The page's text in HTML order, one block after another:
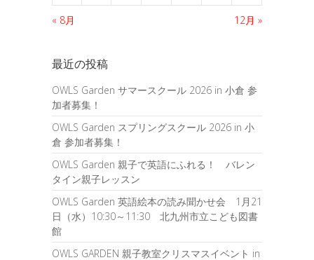
« 8月 12月 »
最近の投稿
OWLS Garden サマースクール 2026 in 小倉 参
加者募集！
OWLS Garden スプリングスクール 2026 in 小
倉 参加者募集！
OWLS Garden 親子で英語にふれる！ バレン
タイン親子レッスン
OWLS Garden 英語絵本の読み聞かせ会 1月21
日（水）10:30～11:30 北九州市立こども図書
館
OWLS GARDEN 親子教室クリスマスイベント in